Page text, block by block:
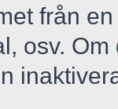
från
osv.